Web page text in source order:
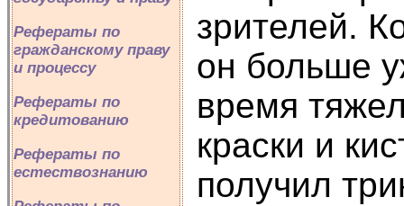
Рефераты по
гражданскому праву
и процессу
Рефераты по
кредитованию
Рефераты по
естествознанию
зрителей.
он больше
время
краски и
получил